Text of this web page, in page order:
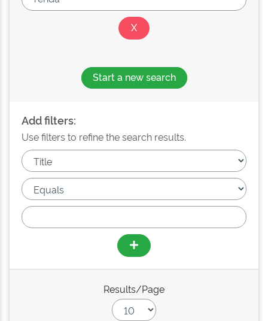
Start a new search
Add filters:
Use filters to refine the search results.
Results/Page